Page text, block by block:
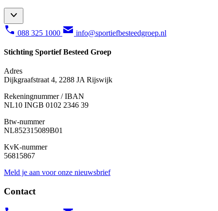
088 325 1000 info@sportiefbesteedgroep.nl
Stichting Sportief Besteed Groep
Adres
Dijkgraafstraat 4, 2288 JA Rijswijk
Rekeningnummer / IBAN
NL10 INGB 0102 2346 39
Btw-nummer
NL852315089B01
KvK-nummer
56815867
Meld je aan voor onze nieuwsbrief
Contact